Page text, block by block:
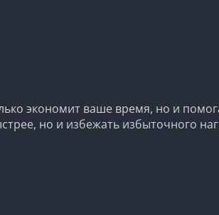
экономит ваше время, но и
но и избежать избыточного